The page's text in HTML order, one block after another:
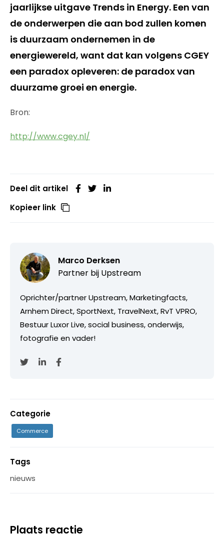
jaarlijkse uitgave Trends in Energy. Een van
de onderwerpen die aan bod zullen komen
is duurzaam ondernemen in de
energiewereld, want dat kan volgens CGEY
een paradox opleveren: de paradox van
duurzame groei en energie.
Bron:
http://www.cgey.nl/
Deel dit artikel
Kopieer link
Marco Derksen
Partner bij Upstream
Oprichter/partner Upstream, Marketingfacts,
Arnhem Direct, SportNext, TravelNext, RvT VPRO,
Bestuur Luxor Live, social business, onderwijs,
fotografie en vader!
Categorie
Commerce
Tags
nieuws
Plaats reactie